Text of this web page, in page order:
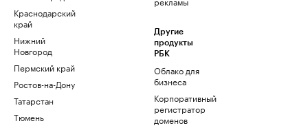
Краснодарский
край
Нижний
Новгород
Пермский край
Ростов-на-Дону
Татарстан
Тюмень
Другие
продукты
РБК
Облако для
бизнеса
Корпоративный
регистратор
доменов